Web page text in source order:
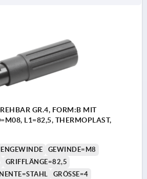
GR.4, FORM:B MIT
L1=82,5, THERMOPLAST,
GEWINDE=M8
GRIFFLÄNGE=82,5
GRÖSSE=4